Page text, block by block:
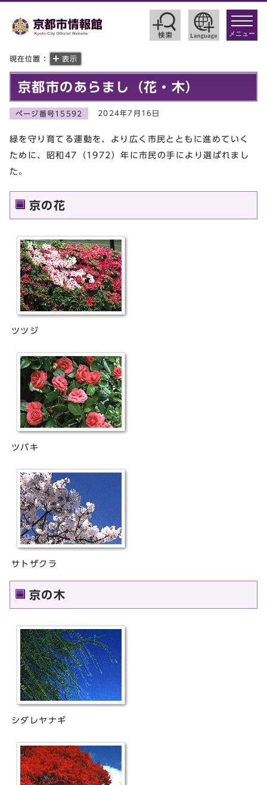
toggle
メニュー
現在位置： 表示
京都市のあらまし（花・木）
ページ番号15592 2024年7月16日
緑を守り育てる運動を、より広く市民とともに進めていく
ために、昭和47（1972）年に市民の手により選ばれまし
た。
京の花
ツツジ
ツバキ
サトザクラ
京の木
シダレヤナギ